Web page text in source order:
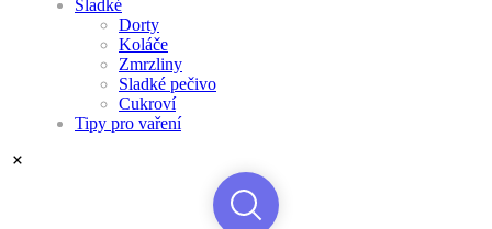
Sladké
Dorty
Koláče
Zmrzliny
Sladké pečivo
Cukroví
Tipy pro vaření